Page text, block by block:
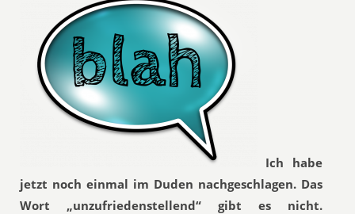
Ich habe
jetzt noch einmal im Duden nachgeschlagen. Das
Wort „unzufriedenstellend“ gibt es nicht.